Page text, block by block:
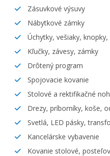
Zásuvkové výsuvy
Nábytkové zámky
Úchytky, vešiaky,
Kľučky, závesy, zámky
Drôtený program
Spojovacie kovanie
Stolové a rektifikačné
Drezy, príborníky, koše,
Svetlá, LED pásky,
Kancelárske vybavenie
Kovanie stolové,